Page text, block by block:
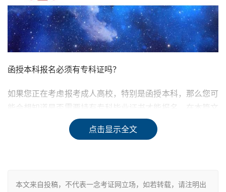
函授本科报名必须有专科证吗？
如果您正在考虑报考成人高校，特别是函授本科，那么您可
能会想知道是否需要持有专科毕业证书才能报名。在本篇文
章中，我们将深入探讨此问题，并提供一些有用的信息，以
帮助您更好地了解报考函授本科的要求。
首先，我们需要明确一点：成人高考有两种方式。一种是以
点击显示全文
本文来自投稿，不代表一念考证网立场，如若转载，请注明出